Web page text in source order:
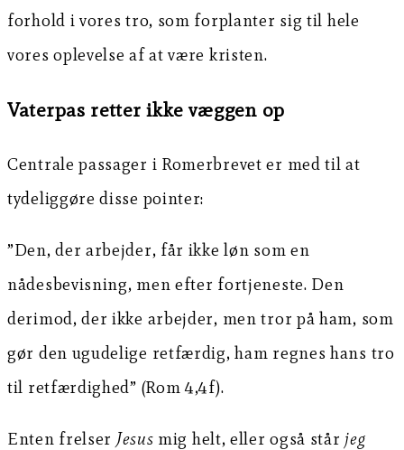
forhold i vores tro, som forplanter sig til hele
vores oplevelse af at være kristen.
Vaterpas retter ikke væggen op
Centrale passager i Romerbrevet er med til at
tydeliggøre disse pointer:
”Den, der arbejder, får ikke løn som en
nådesbevisning, men efter fortjeneste. Den
derimod, der ikke arbejder, men tror på ham, som
gør den ugudelige retfærdig, ham regnes hans tro
til retfærdighed” (Rom 4,4f).
Enten frelser Jesus mig helt, eller også står jeg